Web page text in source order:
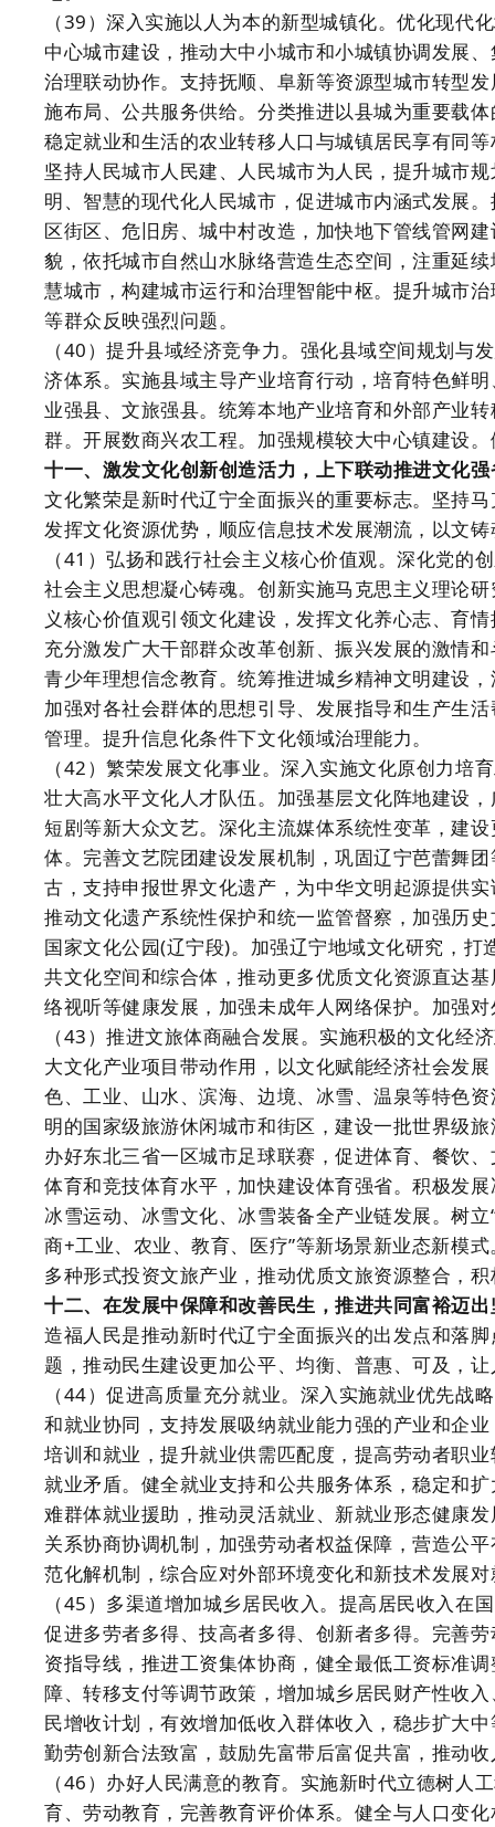
（39）深入实施以人为本的新型城镇化。优化现代
中心城市建设，推动大中小城市和小城镇协调发展
治理联动协作。支持抚顺、阜新等资源型城市转型
施布局、公共服务供给。分类推进以县城为重要载
稳定就业和生活的农业转移人口与城镇居民享有同
坚持人民城市人民建、人民城市为人民，提升城市
明、智慧的现代化人民城市，促进城市内涵式发展
区街区、危旧房、城中村改造，加快地下管线管网
貌，依托城市自然山水脉络营造生态空间，注重延
慧城市，构建城市运行和治理智能中枢。提升城市
等群众反映强烈问题。
（40）提升县域经济竞争力。强化县域空间规划与
济体系。实施县域主导产业培育行动，培育特色鲜
业强县、文旅强县。统筹本地产业培育和外部产业
群。开展数商兴农工程。加强规模较大中心镇建设
十一、激发文化创新创造活力，上下联动推进文化
文化繁荣是新时代辽宁全面振兴的重要标志。坚持
发挥文化资源优势，顺应信息技术发展潮流，以文
（41）弘扬和践行社会主义核心价值观。深化党的
社会主义思想凝心铸魂。创新实施马克思主义理论
义核心价值观引领文化建设，发挥文化养心志、育
充分激发广大干部群众改革创新、振兴发展的激情
青少年理想信念教育。统筹推进城乡精神文明建设
加强对各社会群体的思想引导、发展指导和生产生
管理。提升信息化条件下文化领域治理能力。
（42）繁荣发展文化事业。深入实施文化原创力培
壮大高水平文化人才队伍。加强基层文化阵地建设
短剧等新大众文艺。深化主流媒体系统性变革，建
体。完善文艺院团建设发展机制，巩固辽宁芭蕾舞
古，支持申报世界文化遗产，为中华文明起源提供
推动文化遗产系统性保护和统一监管督察，加强历
国家文化公园(辽宁段)。加强辽宁地域文化研究，
共文化空间和综合体，推动更多优质文化资源直达
络视听等健康发展，加强未成年人网络保护。加强
（43）推进文旅体商融合发展。实施积极的文化经
大文化产业项目带动作用，以文化赋能经济社会发
色、工业、山水、滨海、边境、冰雪、温泉等特色
明的国家级旅游休闲城市和街区，建设一批世界级
办好东北三省一区城市足球联赛，促进体育、餐饮
体育和竞技体育水平，加快建设体育强省。积极发
冰雪运动、冰雪文化、冰雪装备全产业链发展。树
商+工业、农业、教育、医疗”等新场景新业态新模
多种形式投资文旅产业，推动优质文旅资源整合，
十二、在发展中保障和改善民生，推进共同富裕迈
造福人民是推动新时代辽宁全面振兴的出发点和落
题，推动民生建设更加公平、均衡、普惠、可及，
（44）促进高质量充分就业。深入实施就业优先战
和就业协同，支持发展吸纳就业能力强的产业和企
培训和就业，提升就业供需匹配度，提高劳动者职
就业矛盾。健全就业支持和公共服务体系，稳定和
难群体就业援助，推动灵活就业、新就业形态健康
关系协商协调机制，加强劳动者权益保障，营造公
范化解机制，综合应对外部环境变化和新技术发展
（45）多渠道增加城乡居民收入。提高居民收入在
促进多劳者多得、技高者多得、创新者多得。完善
资指导线，推进工资集体协商，健全最低工资标准
障、转移支付等调节政策，增加城乡居民财产性收
民增收计划，有效增加低收入群体收入，稳步扩大
勤劳创新合法致富，鼓励先富带后富促共富，推动
（46）办好人民满意的教育。实施新时代立德树人
育、劳动教育，完善教育评价体系。健全与人口变